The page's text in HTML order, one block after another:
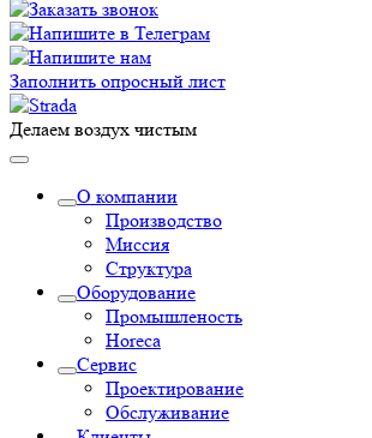
Заполнить опросный лист
Делаем воздух чистым
О компании
Производство
Миссия
Структура
Оборудование
Промышленость
Horeca
Сервис
Проектирование
Обслуживание